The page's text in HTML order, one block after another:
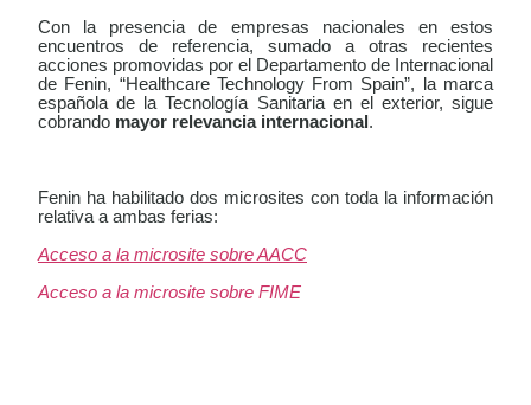
Con la presencia de empresas nacionales en estos
encuentros de referencia, sumado a otras recientes
acciones promovidas por el Departamento de Internacional
de Fenin, “Healthcare Technology From Spain”, la marca
española de la Tecnología Sanitaria en el exterior, sigue
cobrando mayor relevancia internacional.
Fenin ha habilitado dos microsites con toda la información
relativa a ambas ferias:
Acceso a la microsite sobre AACC
Acceso a la microsite sobre FIME